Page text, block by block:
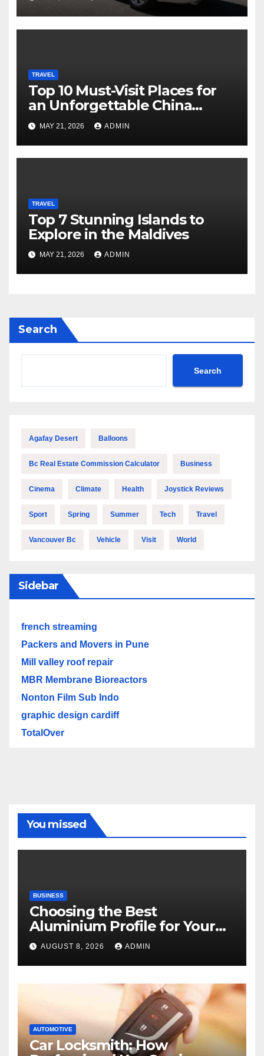
Entrances
TRAVEL
Top 10 Must-Visit Places for
an Unforgettable China
Adventure
MAY 21, 2026 ADMIN
TRAVEL
Top 7 Stunning Islands to
Explore in the Maldives
MAY 21, 2026 ADMIN
Search
Search
Agafay Desert Balloons
Bc Real Estate Commission Calculator Business
Cinema Climate Health Joystick Reviews
Sport Spring Summer Tech Travel
Vancouver Bc Vehicle Visit World
Sidebar
french streaming
Packers and Movers in Pune
Mill valley roof repair
MBR Membrane Bioreactors
Nonton Film Sub Indo
graphic design cardiff
TotalOver
You missed
BUSINESS
Choosing the Best
Aluminium Profile for Your
Project Needs
AUGUST 8, 2026 ADMIN
AUTOMOTIVE
Car Locksmith: How